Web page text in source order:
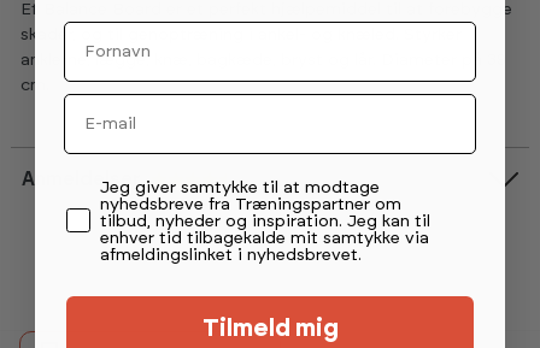
Et Balance Board er et perfekt hjælpemiddel til at forebygge
skader, og til genoptræning i ankel- og knæled. Styrker
anklerne, lægge, knæ, bagkæde, bryst og lår. Diameter på 39
cm.
Anmeldelser
Vurdering:
4.4 ud af 5 stjerner
Fornavn
Email
Permission tekst
Jeg giver samtykke til at modtage
nyhedsbreve fra Træningspartner om
tilbud, nyheder og inspiration. Jeg kan til
enhver tid tilbagekalde mit samtykke via
afmeldingslinket i nyhedsbrevet.
Tilmeld mig